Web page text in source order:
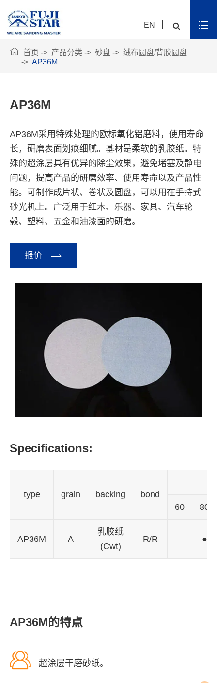
EN
 首页 产品分类 砂盘
绒布圆盘/背胶圆盘
AP36M
AP36M
AP36M采用特殊处理的欧标氧化铝磨料，使用寿命
长，研磨表面划痕细腻。基材是柔软的乳胶纸。特
殊的超涂层具有优异的除尘效果，避免堵塞及静电
问题，提高产品的研磨效率、使用寿命以及产品性
能。可制作成片状、卷状及圆盘，可以用在手持式
砂光机上。广泛用于红木、乐器、家具、汽车轮
毂、塑料、五金和油漆面的研磨。
报价 
Specifications:
type grain backing
bond
60
80
AP36M A
乳胶纸
(Cwt)
R/R ●
AP36M的特点
 超涂层干磨砂纸。